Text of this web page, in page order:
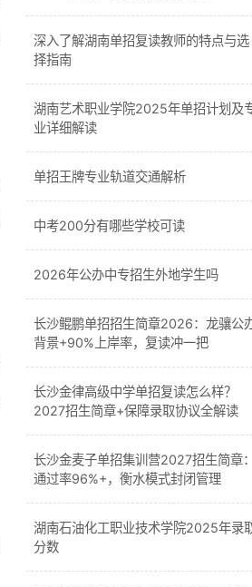
深入了解湖南单招复读教师的特点与选
择指南
湖南艺术职业学院2025年单招计划及
业详细解读
单招王牌专业轨道交通解析
中考200分有哪些学校可读
2026年公办中专招生外地学生吗
长沙鲲鹏单招招生简章2026：龙骧公
背景+90%上岸率，复读冲一把
长沙金律高级中学单招复读怎么样？
2027招生简章+保障录取协议全解读
长沙金麦子单招集训营2027招生简章：
通过率96%+，衡水模式封闭管理
湖南石油化工职业技术学院2025年录
分数